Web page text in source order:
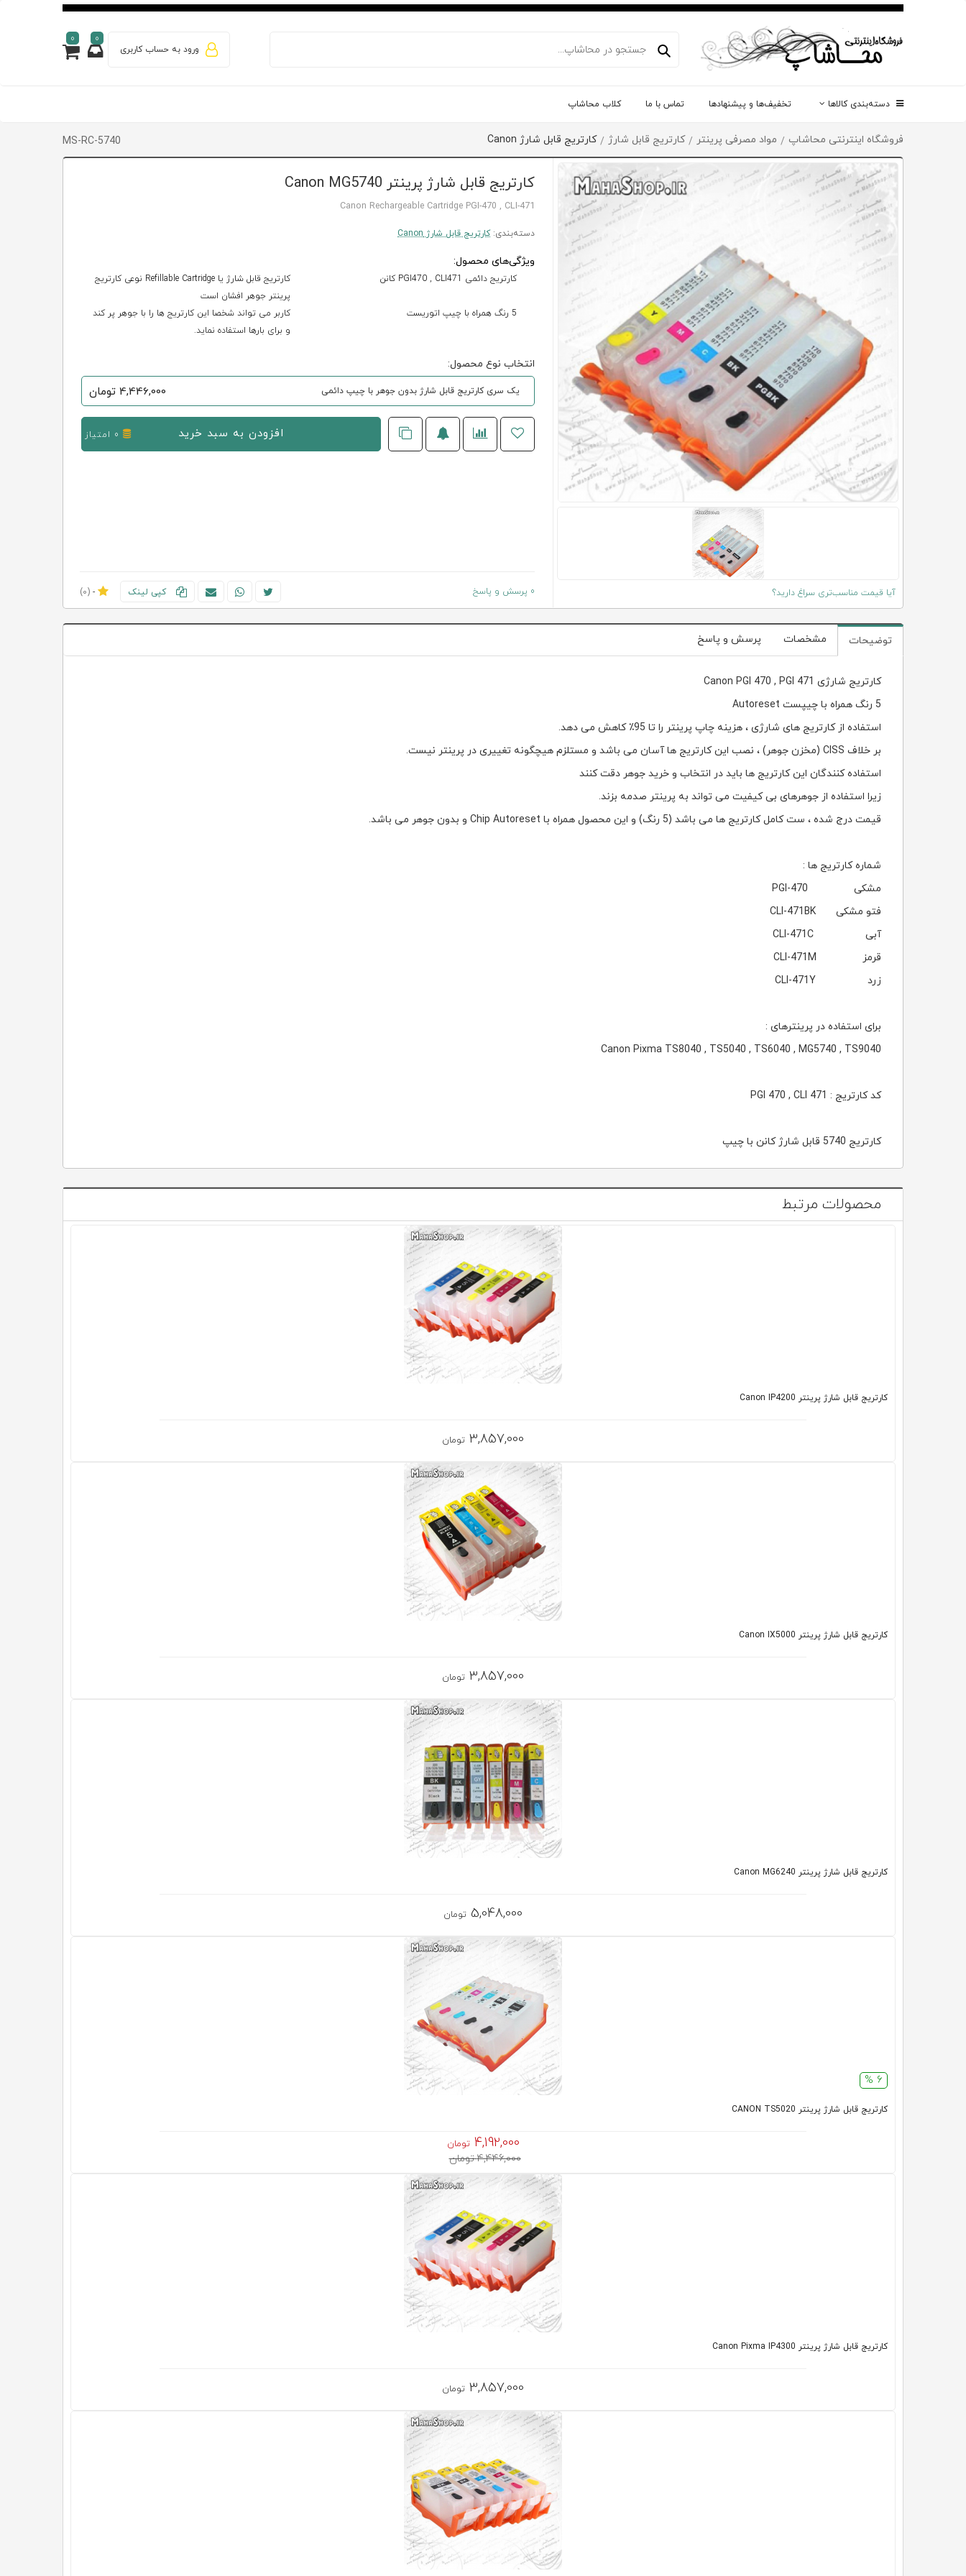
ورود به حساب کاربری
0
0
دسته‌بندی کالاها تخفیف‌ها و پیشنهادها تماس با ما کلاب محاشاپ
فروشگاه اینترنتی محاشاپ / مواد مصرفی پرینتر / کارتریج قابل شارژ / کارتریج قابل شارژ Canon MS-RC-5740
آیا قیمت مناسب‌تری سراغ دارید؟
کارتریج قابل شارژ پرینتر Canon MG5740
Canon Rechargeable Cartridge PGI-470 , CLI-471
دسته‌بندی:کارتریج قابل شارژ Canon
ویژگی‌های محصول:
کارتریج دائمی PGI470 , CLI471 کانن
کارتریج قابل شارژ یا Refillable Cartridge نوعی کارتریج
پرینتر جوهر افشان است
5 رنگ همراه با چیپ اتوریست
کاربر می تواند شخصا این کارتریج ها را با جوهر پر کند
و برای بارها استفاده نماید.
انتخاب نوع محصول:
یک سری کارتریج قابل شارژ بدون جوهر با چیپ دائمی 4,446,000 تومان
افزودن به سبد خرید 0 امتیاز
0 پرسش و پاسخ کپی لینک -
(0)
توضیحات مشخصات پرسش و پاسخ
کارتریج شارژی Canon PGI 470 , PGI 471
5 رنگ همراه با چیپست Autoreset
استفاده از کارتریج های شارژی ، هزینه چاپ پرینتر را تا 95٪ کاهش می دهد.
بر خلاف CISS (مخزن جوهر) ، نصب این کارتریج ها آسان می باشد و مستلزم هیچگونه تغییری در پرینتر نیست.
استفاده کنندگان این کارتریج ها باید در انتخاب و خرید جوهر دقت کنند
زیرا استفاده از جوهرهای بی کیفیت می تواند به پرینتر صدمه بزند.
قیمت درج شده ، ست کامل کارتریج ها می باشد (5 رنگ) و این محصول همراه با Chip Autoreset و بدون جوهر می باشد.
شماره کارتریج ها :
مشکی PGI-470
فتو مشکی CLI-471BK
آبی CLI-471C
قرمز CLI-471M
زرد CLI-471Y
برای استفاده در پرینترهای :
Canon Pixma TS8040 , TS5040 , TS6040 , MG5740 , TS9040
کد کارتریج : PGI 470 , CLI 471
کارتریج 5740 قابل شارژ کانن با چیپ
محصولات مرتبط
کارتریج قابل شارژ پرینتر Canon IP4200
3,857,000 تومان
کارتریج قابل شارژ پرینتر Canon IX5000
3,857,000 تومان
کارتریج قابل شارژ پرینتر Canon MG6240
5,048,000 تومان
6 %
کارتریج قابل شارژ پرینتر CANON TS5020
4,192,000 تومان
4,446,000 تومان
کارتریج قابل شارژ پرینتر Canon Pixma IP4300
3,857,000 تومان